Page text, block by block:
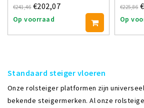
€241,46 €202,07
Op voorraad
€225,86
Op
Standaard steiger vloeren
Onze rolsteiger platformen zijn
bekende steigermerken. Al onze